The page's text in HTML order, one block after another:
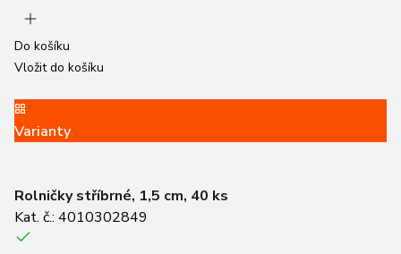
Do košíku
Vložit do košíku
Varianty
Rolničky stříbrné, 1,5 cm, 40 ks
Kat. č.: 4010302849